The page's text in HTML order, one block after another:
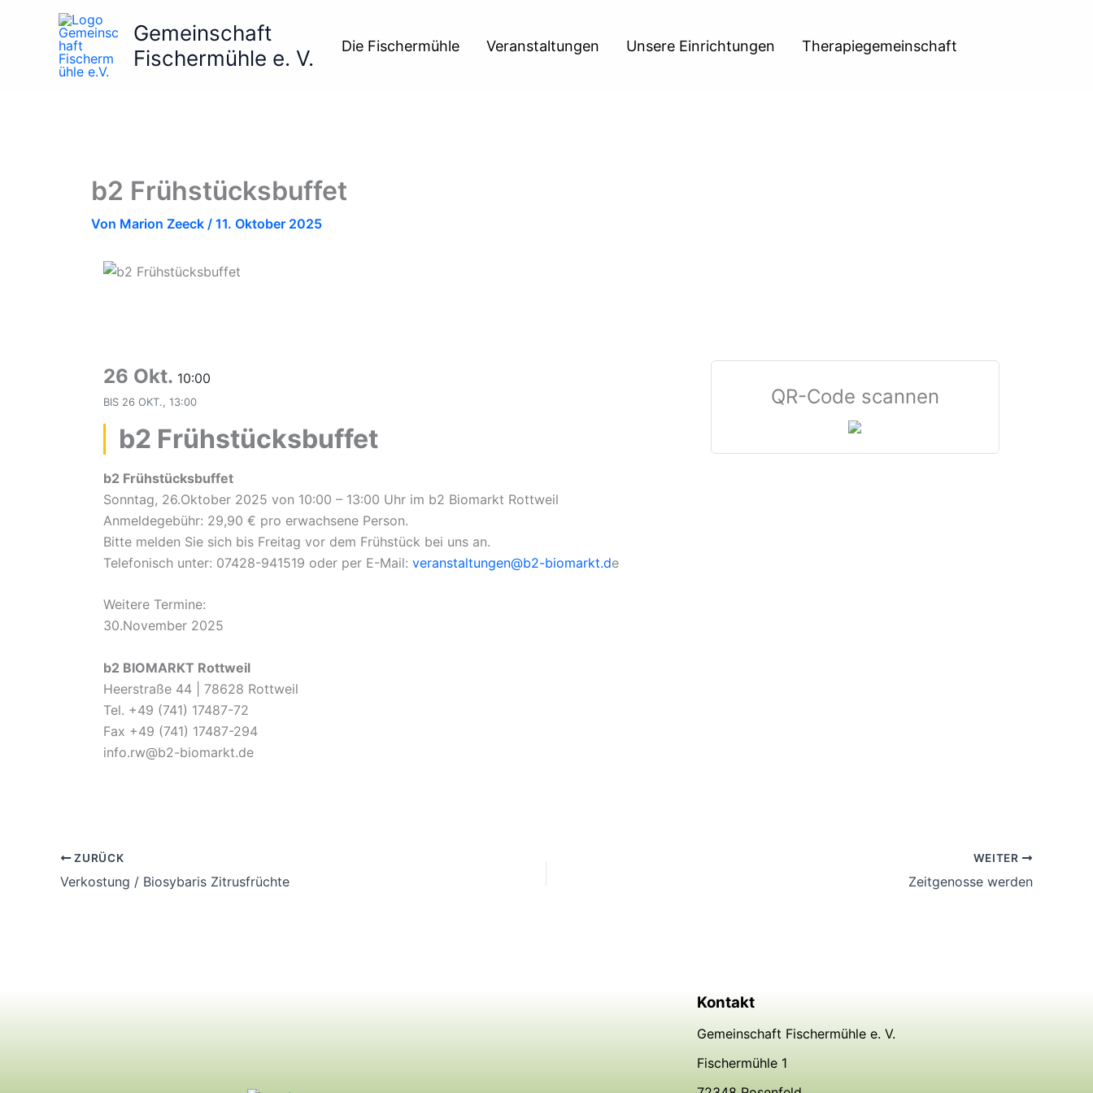
Gemeinschaft
Fischermühle e. V.
Die Fischermühle Veranstaltungen Unsere Einrichtungen Therapiegemeinschaft
b2 Frühstücksbuffet
Von Marion Zeeck / 11. Oktober 2025
26 Okt. 10:00
BIS 26 OKT., 13:00
b2 Frühstücksbuffet
b2 Frühstücksbuffet
Sonntag, 26.Oktober 2025 von 10:00 – 13:00 Uhr im b2 Biomarkt Rottweil
Anmeldegebühr: 29,90 € pro erwachsene Person.
Bitte melden Sie sich bis Freitag vor dem Frühstück bei uns an.
Telefonisch unter: 07428-941519 oder per E-Mail: veranstaltungen@b2-biomarkt.de
Weitere Termine:
30.November 2025
b2 BIOMARKT Rottweil
Heerstraße 44 | 78628 Rottweil
Tel. +49 (741) 17487-72
Fax +49 (741) 17487-294
info.rw@b2-biomarkt.de
QR-Code scannen
ZURÜCK
Verkostung / Biosybaris Zitrusfrüchte
WEITER
Zeitgenosse werden
Kontakt
Gemeinschaft Fischermühle e. V.
Fischermühle 1